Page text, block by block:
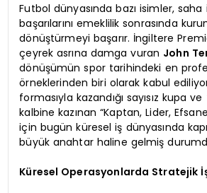
Futbol dünyasında bazı isimler, saha
başarılarını emeklilik sonrasında
dönüştürmeyi başarır. İngiltere
çeyrek asrına damga vuran John
dönüşümün spor tarihindeki en
örneklerinden biri olarak kabul
formasıyla kazandığı sayısız kupa
kalbine kazınan “Kaptan, Lider,
için bugün küresel iş dünyasında
büyük anahtar haline gelmiş
Küresel Operasyonlarda Stratejik